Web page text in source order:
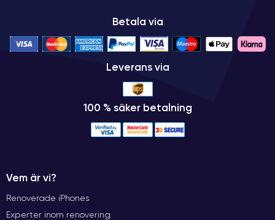
Betala via
Leverans via
100 % säker betalning
Vem är vi?
Renoverade iPhones
Experter inom renovering